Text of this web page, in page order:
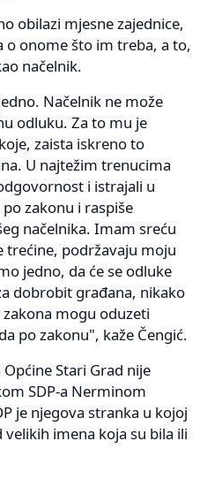
obilazi mjesne zajednice,
o onome što im treba, a to,
načelnik.
Načelnik ne može
odluku. Za to mu je
zaista iskreno to
U najtežim trenucima
i istrajali u
zakonu i raspiše
načelnika. Imam sreću
trećine, podržavaju moju
jedno, da će se odluke
dobrobit građana, nikako
mogu oduzeti
po zakonu", kaže Čengić.
Stari Grad nije
SDP-a Nerminom
je njegova stranka u kojoj
imena koja su bila ili